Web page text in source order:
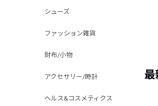
シューズ
ファッション雑貨
財布/小物
アクセサリー/時計
ヘルス&コスメティクス
最